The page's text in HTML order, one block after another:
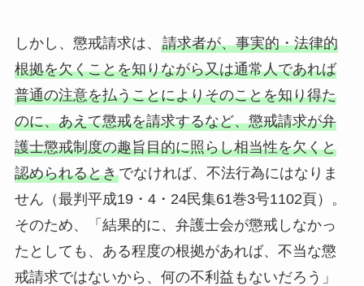
しかし、懲戒請求は、 請求者が、事実的・法律的
根拠を欠くことを知りながら又は通常人であれば
普通の注意を払うことによりそのことを知り得た
のに、あえて懲戒を請求するなど、懲戒請求が弁
護士懲戒制度の趣旨目的に照らし相当性を欠くと
認められるときでなければ、不法行為にはなりま
せん（最判平成19・4・24民集61巻3号1102頁）。
そのため、「結果的に、弁護士会が懲戒しなかっ
たとしても、ある程度の根拠があれば、不当な懲
戒請求ではないから、何の不利益もないだろう」